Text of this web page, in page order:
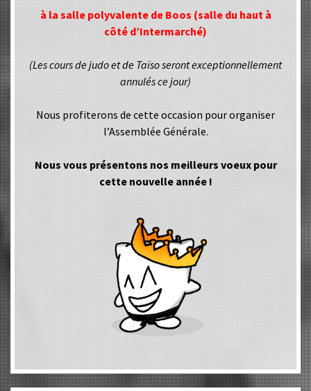
à la salle polyvalente de Boos (salle du haut à
côté d’Intermarché)
(Les cours de judo et de Taïso seront exceptionnellement
annulés ce jour)
Nous profiterons de cette occasion pour organiser
l’Assemblée Générale.
Nous vous présentons nos meilleurs voeux pour
cette nouvelle année !